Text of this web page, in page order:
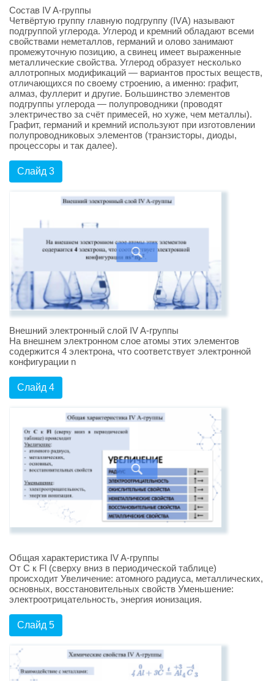
Состав IV A-группы
Четвёртую группу главную подгруппу (IVА) называют
подгруппой углерода. Углерод и кремний обладают всеми
свойствами неметаллов, германий и олово занимают
промежуточную позицию, а свинец имеет выраженные
металлические свойства. Углерод образует несколько
аллотропных модификаций — вариантов простых веществ,
отличающихся по своему строению, а именно: графит,
алмаз, фуллерит и другие. Большинство элементов
подгруппы углерода — полупроводники (проводят
электричество за счёт примесей, но хуже, чем металлы).
Графит, германий и кремний используют при изготовлении
полупроводниковых элементов (транзисторы, диоды,
процессоры и так далее).
Слайд 3
Внешний электронный слой IV A-группы
На внешнем электронном слое атомы этих элементов
содержится 4 электрона, что соответствует электронной
конфигурации n
Слайд 4
Общая характеристика IV A-группы
От С к Fl (сверху вниз в периодической таблице)
происходит Увеличение: атомного радиуса, металлических,
основных, восстановительных свойств Уменьшение:
электроотрицательность, энергия ионизация.
Слайд 5